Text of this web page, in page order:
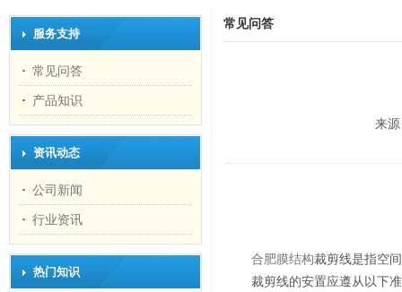
服务支持
常见问答
产品知识
资讯动态
公司新闻
行业资讯
热门知识
常见问答
来
合肥膜结构裁剪线是指空
裁剪线的安置应遵从以下